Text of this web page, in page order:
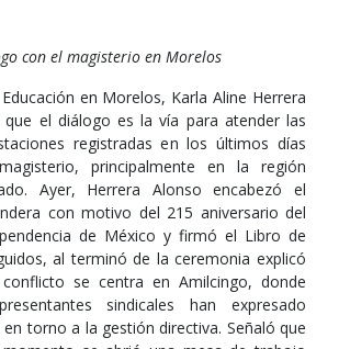
con el magisterio en Morelos
en Morelos, Karla Aline Herrera
que el diálogo es la vía para atender las
registradas en los últimos días
principalmente en la región
Ayer, Herrera Alonso encabezó el
con motivo del 215 aniversario del
de México y firmó el Libro de
al terminó de la ceremonia explicó
se centra en Amilcingo, donde
sindicales han expresado
torno a la gestión directiva. Señaló que